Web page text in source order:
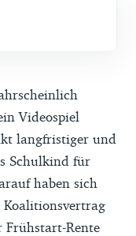
Videospiel
langfristiger und
Schulkind für
haben sich
Frühstart-Rente